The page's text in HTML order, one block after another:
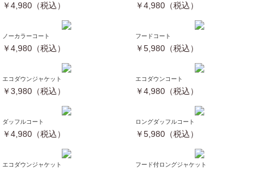
￥4,980（税込） ￥4,980（税込）
ノーカラーコート
￥4,980（税込）
フードコート
￥5,980（税込）
エコダウンジャケット
￥3,980（税込）
エコダウンコート
￥4,980（税込）
ダッフルコート
￥4,980（税込）
ロングダッフルコート
￥5,980（税込）
エコダウンジャケット フード付ロングジャケット